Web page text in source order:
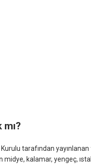
mı?
tarafından
midye, kalamar, yengeç,